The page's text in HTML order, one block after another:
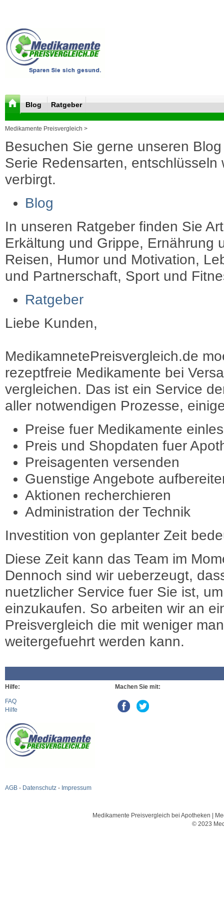
Blog Ratgeber
Medikamente Preisvergleich >
Besuchen Sie gerne unseren
Serie Redensarten, entschlüsseln
verbirgt.
Blog
In unseren Ratgeber finden Sie
Erkältung und Grippe, Ernährung
Reisen, Humor und Motivation,
und Partnerschaft, Sport und
Ratgeber
Liebe Kunden,
MedikamnetePreisvergleich.de
rezeptfreie Medikamente bei
vergleichen. Das ist ein Service
aller notwendigen Prozesse,
Preise fuer Medikamente
Preis und Shopdaten fuer
Preisagenten versenden
Guenstige Angebote
Aktionen recherchieren
Administration der Technik
Investition von geplanter Zeit
Diese Zeit kann das Team im
Dennoch sind wir ueberzeugt,
nuetzlicher Service fuer Sie ist,
einzukaufen. So arbeiten wir an
Preisvergleich die mit weniger
weitergefuehrt werden kann.
Hilfe:
FAQ
Hilfe
AGB - Datenschutz - Impressum
Machen Sie mit:
Medikamente Preisvergleich bei Apotheken |
© 2023